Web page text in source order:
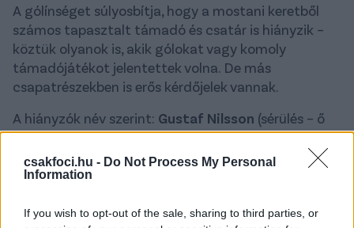
csakfoci.hu - Do Not Process My Personal
Information
If you wish to opt-out of the sale, sharing to third parties, or
A gólínséget súlyosbítja, hogy a mostani keretből
számos tapasztalt támadó és csatár is hiányzik –
köztük olyanok is, akik gólokat vagy komoly
támadójátékot jelentettek volna. De más
csapatrészekben is erős kérdőjelek vannak.
A hiányzók név szerint: Gustaf Nilsson (sérülés – ő
lett volna az egyetlen nemrég gólt szerző csatár),
Alexander Isak(Newcastle – nincs a keretben),
Viktor Gyökeres
(Sporting Lisszabon – kihagyja a
támadásépítésben),Sebastian Nanasi, Robin